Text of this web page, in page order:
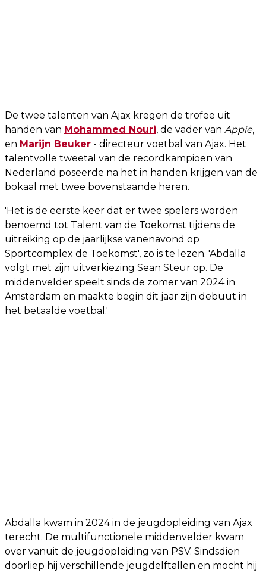
De twee talenten van Ajax kregen de trofee uit
handen van Mohammed Nouri, de vader van Appie,
en Marijn Beuker - directeur voetbal van Ajax. Het
talentvolle tweetal van de recordkampioen van
Nederland poseerde na het in handen krijgen van de
bokaal met twee bovenstaande heren.
'Het is de eerste keer dat er twee spelers worden
benoemd tot Talent van de Toekomst tijdens de
uitreiking op de jaarlijkse vanenavond op
Sportcomplex de Toekomst', zo is te lezen. 'Abdalla
volgt met zijn uitverkiezing Sean Steur op. De
middenvelder speelt sinds de zomer van 2024 in
Amsterdam en maakte begin dit jaar zijn debuut in
het betaalde voetbal.'
Abdalla kwam in 2024 in de jeugdopleiding van Ajax
terecht. De multifunctionele middenvelder kwam
over vanuit de jeugdopleiding van PSV. Sindsdien
doorliep hij verschillende jeugdelftallen en mocht hij